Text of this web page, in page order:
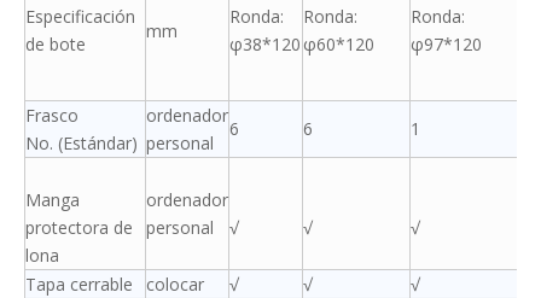
Especificación
de bote
mm
Ronda:
φ38*120
Ronda:
φ60*120
Ronda:
φ97*120
Frasco
No. (Estándar)
ordenador
personal
6 6 1
Manga
protectora de
lona
ordenador
personal
√ √ √
Tapa cerrable colocar √ √ √